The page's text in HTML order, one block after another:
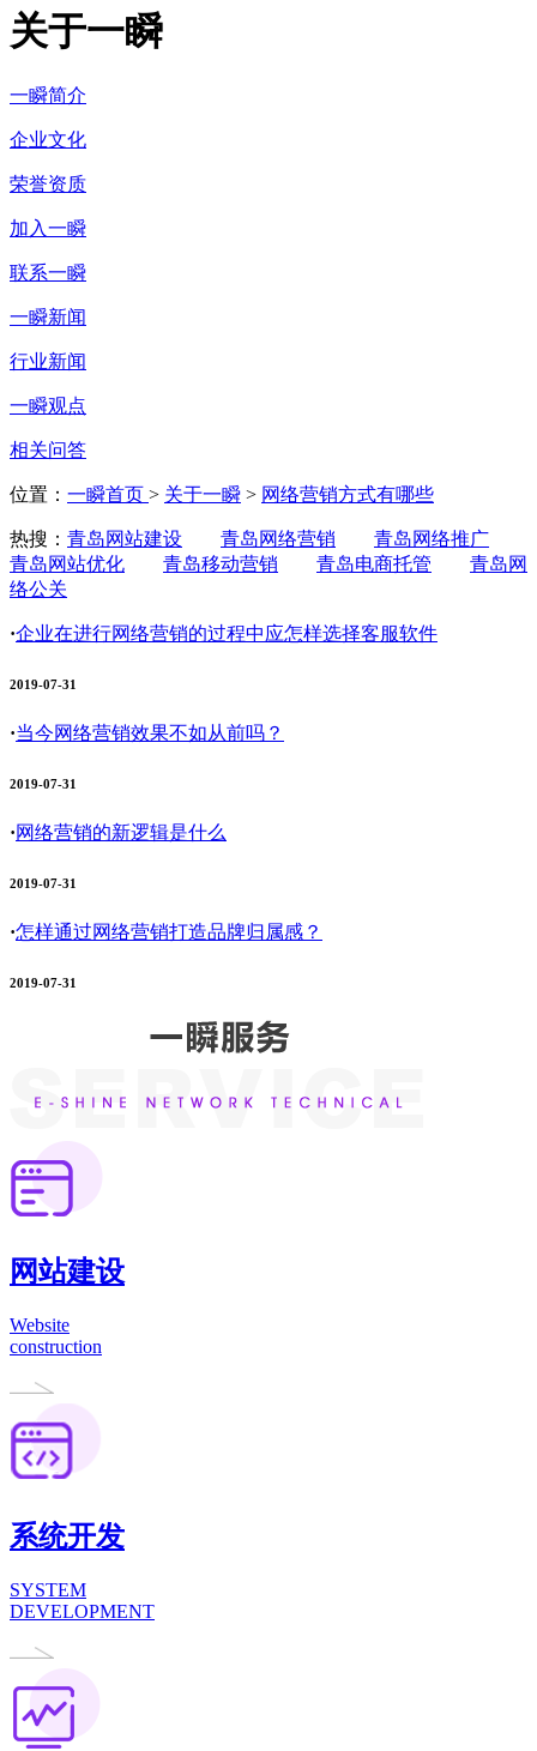
关于一瞬
一瞬简介
企业文化
荣誉资质
加入一瞬
联系一瞬
一瞬新闻
行业新闻
一瞬观点
相关问答
位置： 一瞬首页 > 关于一瞬 > 网络营销方式有哪些
热搜： 青岛网站建设 青岛网络营销
青岛网络推广
青岛网站优化
青岛移动营销 青岛电商托管
青岛网
络公关
·企业在进行网络营销的过程中应怎样选择客服软件
2019-07-31
·当今网络营销效果不如从前吗？
2019-07-31
·网络营销的新逻辑是什么
2019-07-31
·怎样通过网络营销打造品牌归属感？
2019-07-31
网站建设
Website
construction
系统开发
SYSTEM
DEVELOPMENT